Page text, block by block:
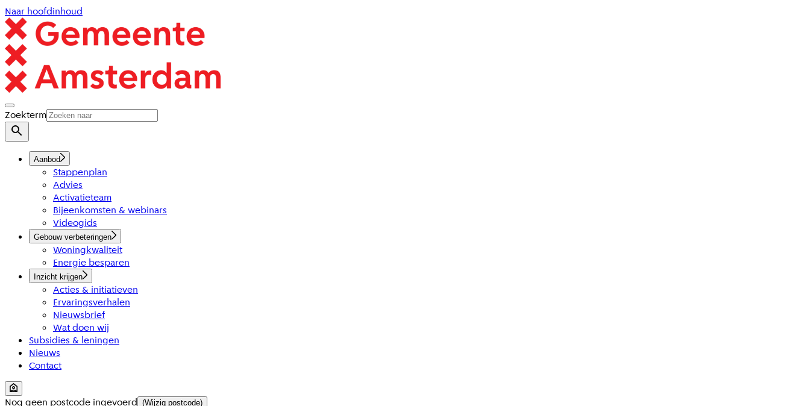
Naar hoofdinhoud
Zoekterm
Aanbod
Stappenplan
Advies
Activatieteam
Bijeenkomsten & webinars
Videogids
Gebouw verbeteringen
Woningkwaliteit
Energie besparen
Inzicht krijgen
Acties & initiatieven
Ervaringsverhalen
Nieuwsbrief
Wat doen wij
Subsidies & leningen
Nieuws
Contact
Nog geen postcode ingevoerd (Wijzig postcode)